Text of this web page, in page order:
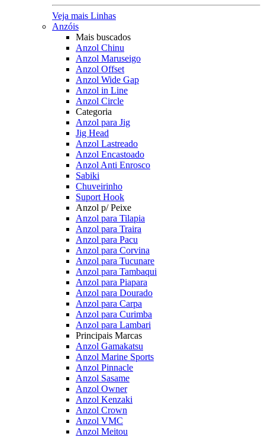
Veja mais Linhas
Anzóis
Mais buscados
Anzol Chinu
Anzol Maruseigo
Anzol Offset
Anzol Wide Gap
Anzol in Line
Anzol Circle
Categoria
Anzol para Jig
Jig Head
Anzol Lastreado
Anzol Encastoado
Anzol Anti Enrosco
Sabiki
Chuveirinho
Suport Hook
Anzol p/ Peixe
Anzol para Tilapia
Anzol para Traira
Anzol para Pacu
Anzol para Corvina
Anzol para Tucunare
Anzol para Tambaqui
Anzol para Piapara
Anzol para Dourado
Anzol para Carpa
Anzol para Curimba
Anzol para Lambari
Principais Marcas
Anzol Gamakatsu
Anzol Marine Sports
Anzol Pinnacle
Anzol Sasame
Anzol Owner
Anzol Kenzaki
Anzol Crown
Anzol VMC
Anzol Meitou